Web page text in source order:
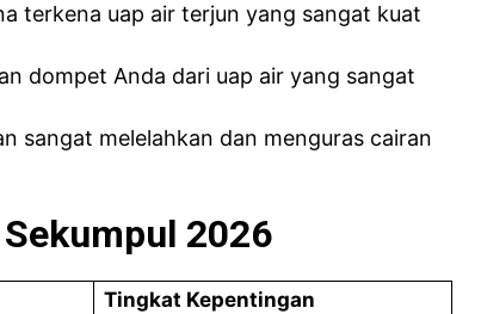
terkena uap air terjun yang sangat kuat
dompet Anda dari uap air yang sangat
sangat melelahkan dan menguras cairan
2026
Tingkat Kepentingan